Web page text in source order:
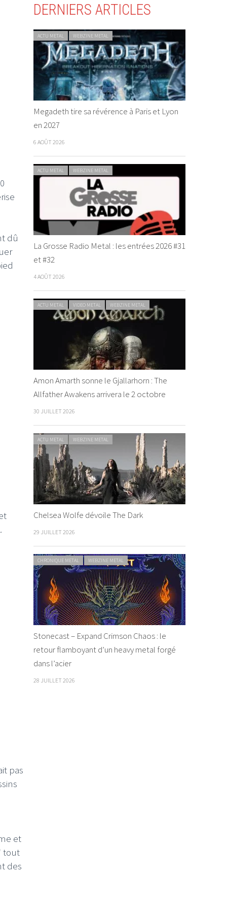
dû
pas
et
tout
des
DERNIERS ARTICLES
ACTU METAL WEBZINE METAL
Megadeth tire sa révérence à Paris et Lyon
en 2027
6 AOÛT 2026
ACTU METAL WEBZINE METAL
La Grosse Radio Metal : les entrées 2026 #31
et #32
4 AOÛT 2026
ACTU METAL VIDEO METAL WEBZINE METAL
Amon Amarth sonne le Gjallarhorn : The
Allfather Awakens arrivera le 2 octobre
30 JUILLET 2026
ACTU METAL WEBZINE METAL
Chelsea Wolfe dévoile The Dark
29 JUILLET 2026
CHRONIQUE METAL WEBZINE METAL
Stonecast – Expand Crimson Chaos : le
retour flamboyant d’un heavy metal forgé
dans l’acier
28 JUILLET 2026